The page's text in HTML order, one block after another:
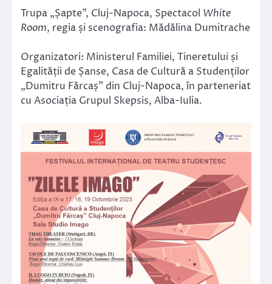
Trupa „Șapte”, Cluj-Napoca, Spectacol White
Room, regia și scenografia: Mădălina Dumitrache
Organizatori: Ministerul Familiei, Tineretului și
Egalității de Șanse, Casa de Cultură a Studenților
„Dumitru Fărcaș” din Cluj-Napoca, în parteneriat
cu Asociația Grupul Skepsis, Alba-Iulia.